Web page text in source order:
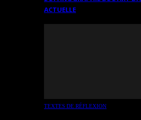
ACTUELLE
TEXTES DE RÉFLEXION